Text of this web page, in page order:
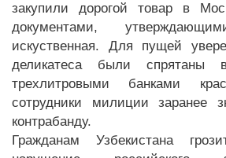
закупили дорогой товар в
документами,
искуственная. Для пущей
деликатеса были спрятаны
трехлитровыми банками
сотрудники милиции заранее
контрабанду.
Гражданам Узбекистана